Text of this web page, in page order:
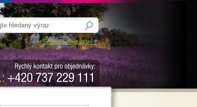
Select Language ▼